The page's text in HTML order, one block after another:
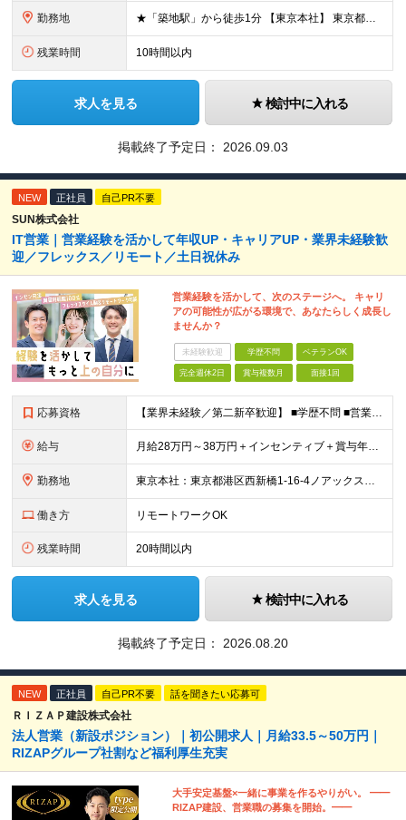
勤務地 ★「築地駅」から徒歩1分 【東京本社】 東京都中央区築地3-9-9 築地三丁目ビル8F (変更の範囲)上記を除く当社関連勤務地
残業時間 10時間以内
求人を見る 検討中に入れる
掲載終了予定日： 2026.09.03
NEW 正社員 自己PR不要
SUN株式会社
IT営業｜営業経験を活かして年収UP・キャリアUP・業界未経験歓
迎／フレックス／リモート／土日祝休み
営業経験を活かして、次のステージへ。 キャリ
アの可能性が広がる環境で、あなたらしく成長し
ませんか？
未経験歓迎 学歴不問 ベテランOK
完全週休2日 賞与複数月 面接1回
応募資格 【業界未経験／第二新卒歓迎】 ■学歴不問 ■営業経験をお持ちの方（業界・年数不問） ◎不動産・代理店営業・メーカー営業など異業種出身メンバーが活躍中！ ～優遇～ ■IT業界、人材業界の営業経験者歓
給与 月給28万円～38万円＋インセンティブ＋賞与年2回 ※経験・能力などを考慮して、優遇します。 ※固定残業代（30時間分、4万7334円以上）を含む。超過分は別途支給します。 ※6ヶ月間の試用期間があ
勤務地 東京本社：東京都港区西新橋1-16-4ノアックスビル3階 九州支社：福岡県福岡市博多区博多駅東2-5-28博多偕成ビル2階 ◎転勤はありません。 ◎週2～3回リモート可能です！ (変更の範囲)なし
働き方 リモートワークOK
残業時間 20時間以内
求人を見る 検討中に入れる
掲載終了予定日： 2026.08.20
NEW 正社員 自己PR不要 話を聞きたい応募可
ＲＩＺＡＰ建設株式会社
法人営業（新設ポジション）｜初公開求人｜月給33.5～50万円｜
RIZAPグループ社割など福利厚生充実
大手安定基盤×一緒に事業を作るやりがい。 ━━
RIZAP建設、営業職の募集を開始。━━